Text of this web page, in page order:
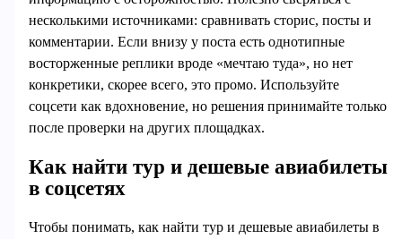
несколькими источниками: сравнивать сторис, посты и
комментарии. Если внизу у поста есть однотипные
восторженные реплики вроде «мечтаю туда», но нет
конкретики, скорее всего, это промо. Используйте
соцсети как вдохновение, но решения принимайте только
после проверки на других площадках.
Как найти тур и дешевые авиабилеты
в соцсетях
Чтобы понимать, как найти тур и дешевые авиабилеты в